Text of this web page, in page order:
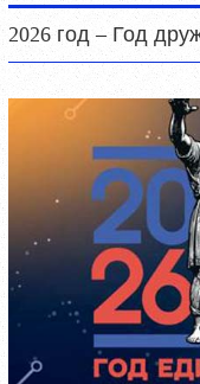
2026 год – Год